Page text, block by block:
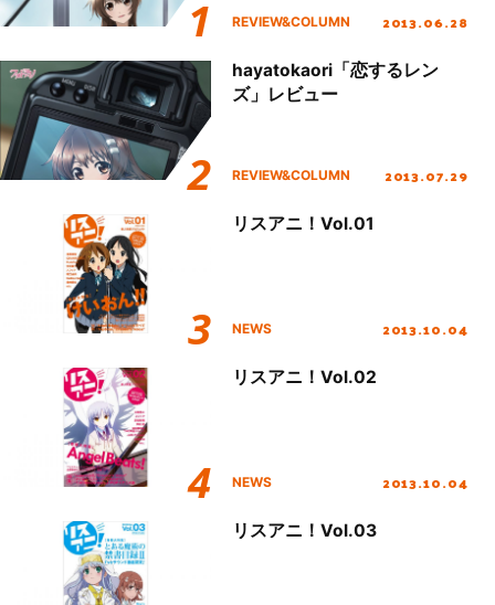
REVIEW&COLUMN 2013.06.28
hayatokaori「恋するレン
ズ」レビュー
REVIEW&COLUMN 2013.07.29
リスアニ！Vol.01
NEWS 2013.10.04
リスアニ！Vol.02
NEWS 2013.10.04
リスアニ！Vol.03